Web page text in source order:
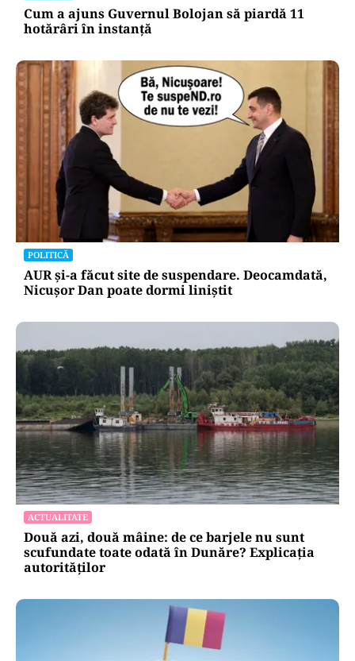
Cum a ajuns Guvernul Bolojan să piardă 11
hotărâri în instanță
POLITICĂ
AUR și-a făcut site de suspendare. Deocamdată,
Nicușor Dan poate dormi liniștit
ACTUALITATE
Două azi, două mâine: de ce barjele nu sunt
scufundate toate odată în Dunăre? Explicația
autorităților